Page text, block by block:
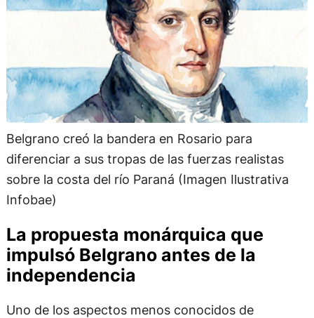
Belgrano creó la bandera en Rosario para
diferenciar a sus tropas de las fuerzas realistas
sobre la costa del río Paraná (Imagen Ilustrativa
Infobae)
La propuesta monárquica que
impulsó Belgrano antes de la
independencia
Uno de los aspectos menos conocidos de